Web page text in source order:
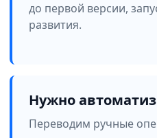
до первой версии,
развития.
Нужно
Переводим ручные